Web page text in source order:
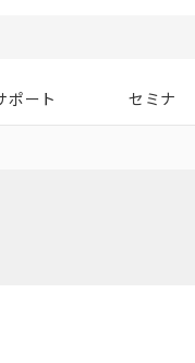
ポート セミナ